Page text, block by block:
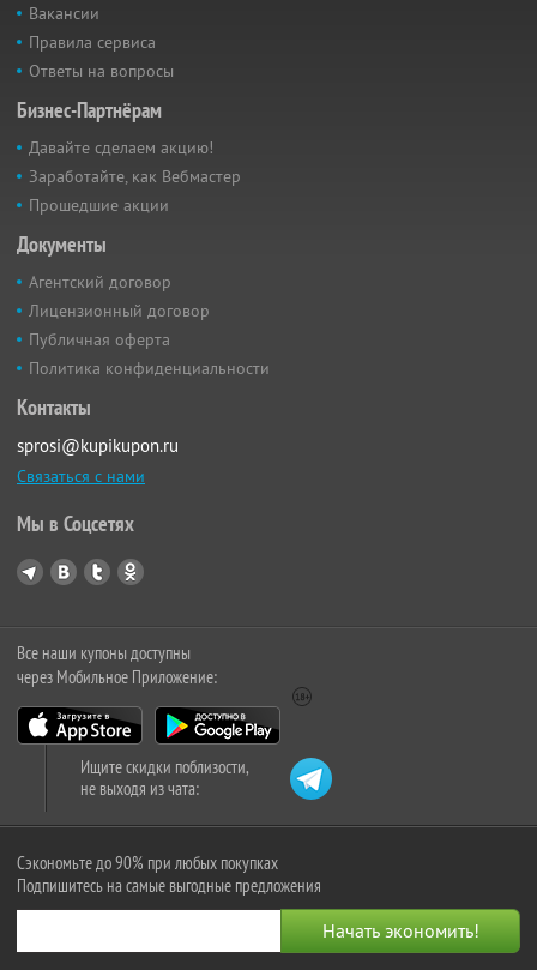
Вакансии
Правила сервиса
Ответы на вопросы
Бизнес-Партнёрам
Давайте сделаем акцию!
Заработайте, как Вебмастер
Прошедшие акции
Документы
Агентский договор
Лицензионный договор
Публичная оферта
Политика конфиденциальности
Контакты
sprosi@kupikupon.ru
Связаться с нами
Мы в Соцсетях
Все наши купоны доступны
через Мобильное Приложение:
Ищите скидки поблизости,
не выходя из чата:
Сэкономьте до 90% при любых покупках
Подпишитесь на самые выгодные предложения